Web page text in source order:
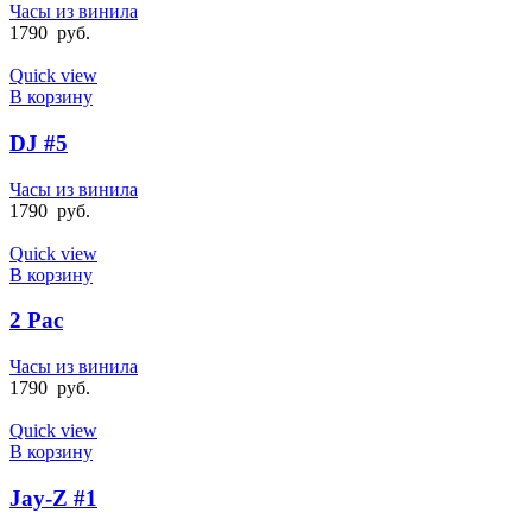
Часы из винила
1790 руб.
Quick view
В корзину
DJ #5
Часы из винила
1790 руб.
Quick view
В корзину
2 Pac
Часы из винила
1790 руб.
Quick view
В корзину
Jay-Z #1